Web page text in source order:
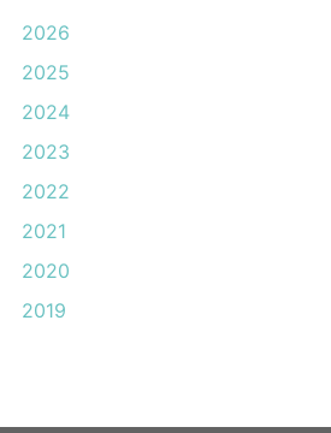
2026
2025
2024
2023
2022
2021
2020
2019